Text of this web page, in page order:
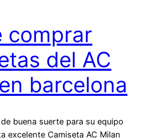
comprar
del AC
barcelona
buena suerte para su equipo
excelente Camiseta AC Milan